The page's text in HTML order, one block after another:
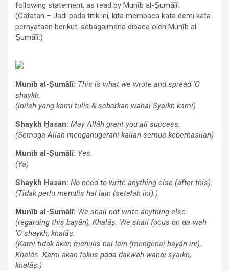
following statement, as read by Munīb al-Ṣumālī:
(Catatan – Jadi pada titik ini, kita membaca kata demi kata
pernyataan berikut, sebagaimana dibaca oleh Munīb al-
Ṣumālī:)
Munīb al-Ṣumālī: This is what we wrote and spread ‘O
shaykh.
(Inilah yang kami tulis & sebarkan wahai Syaikh kami)
Shaykh Ḥasan: May Allāh grant you all success.
(Semoga Allah menganugerahi kalian semua keberhasilan)
Munīb al-Ṣumālī: Yes.
(Ya)
Shaykh Ḥasan: No need to write anything else (after this).
(Tidak perlu menulis hal lain (setelah ini).)
Munīb al-Ṣumālī: We shall not write anything else
(regarding this bayān), Khalāṣ. We shall focus on daʿwah
‘O shaykh, khalāṣ.
(Kami tidak akan menulis hal lain (mengenai bayān ini),
Khalāṣ. Kami akan fokus pada dakwah wahai syaikh,
khalāṣ.)